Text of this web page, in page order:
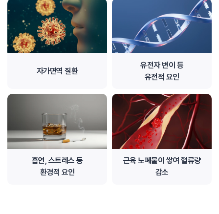
자가면역 질환
유전자 변이 등
유전적 요인
흡연, 스트레스 등
환경적 요인
근육 노폐물이 쌓여 혈류량
감소